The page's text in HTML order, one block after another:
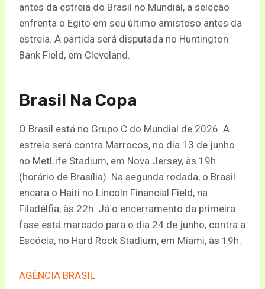
antes da estreia do Brasil no Mundial, a seleção
enfrenta o Egito em seu último amistoso antes da
estreia. A partida será disputada no Huntington
Bank Field, em Cleveland.
Brasil Na Copa
O Brasil está no Grupo C do Mundial de 2026. A
estreia será contra Marrocos, no dia 13 de junho
no MetLife Stadium, em Nova Jersey, às 19h
(horário de Brasília). Na segunda rodada, o Brasil
encara o Haiti no Lincoln Financial Field, na
Filadélfia, às 22h. Já o encerramento da primeira
fase está marcado para o dia 24 de junho, contra a
Escócia, no Hard Rock Stadium, em Miami, às 19h.
AGÊNCIA BRASIL